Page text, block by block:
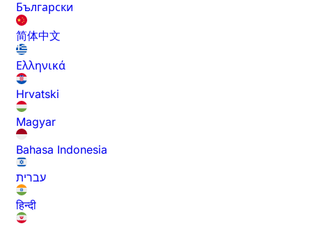
Български
简体中文
Ελληνικά
Hrvatski
Magyar
Bahasa Indonesia
עברית
हिन्दी